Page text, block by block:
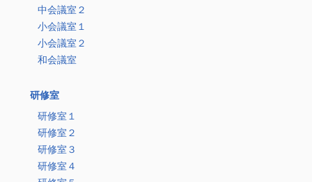
中会議室２
小会議室１
小会議室２
和会議室
研修室
研修室１
研修室２
研修室３
研修室４